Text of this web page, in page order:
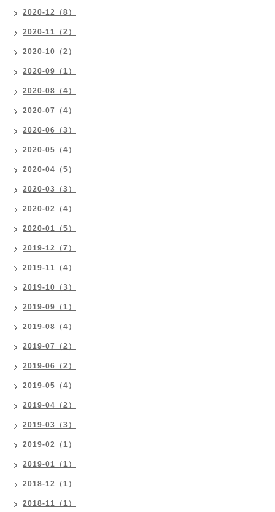
2020-12（8）
2020-11（2）
2020-10（2）
2020-09（1）
2020-08（4）
2020-07（4）
2020-06（3）
2020-05（4）
2020-04（5）
2020-03（3）
2020-02（4）
2020-01（5）
2019-12（7）
2019-11（4）
2019-10（3）
2019-09（1）
2019-08（4）
2019-07（2）
2019-06（2）
2019-05（4）
2019-04（2）
2019-03（3）
2019-02（1）
2019-01（1）
2018-12（1）
2018-11（1）